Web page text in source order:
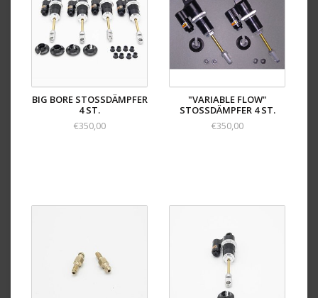
BIG BORE STOSSDÄMPFER 4
ST.
€350,00
"VARIABLE FLOW"
STOSSDÄMPFER 4 ST.
€350,00